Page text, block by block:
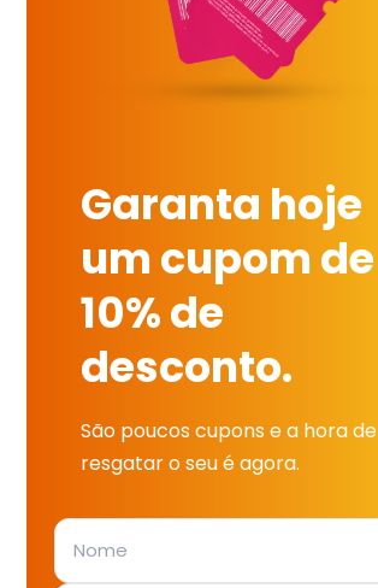
Garanta hoje
um cupom de
10% de
desconto.
São poucos cupons e a hora de
resgatar o seu é agora.